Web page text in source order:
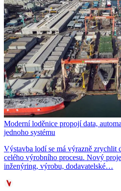
Moderní loděnice propojí data,
jednoho systému
Výstavba lodí se má výrazně zrychlit
celého výrobního procesu. Nový
inženýring, výrobu, dodavatelské…